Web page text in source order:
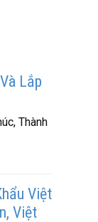
Lắp
Thành
Việt
Việt